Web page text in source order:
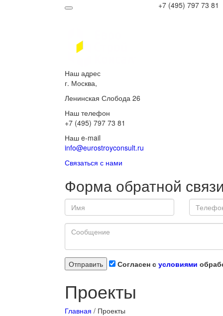
+7 (495) 797 73 81
Наш адрес
г. Москва,
Ленинская Слобода 26
Наш телефон
+7 (495) 797 73 81
Наш e-mail
info@eurostroyconsult.ru
Связаться с нами
Форма обратной
Согласен с условиями
Проекты
Главная / Проекты